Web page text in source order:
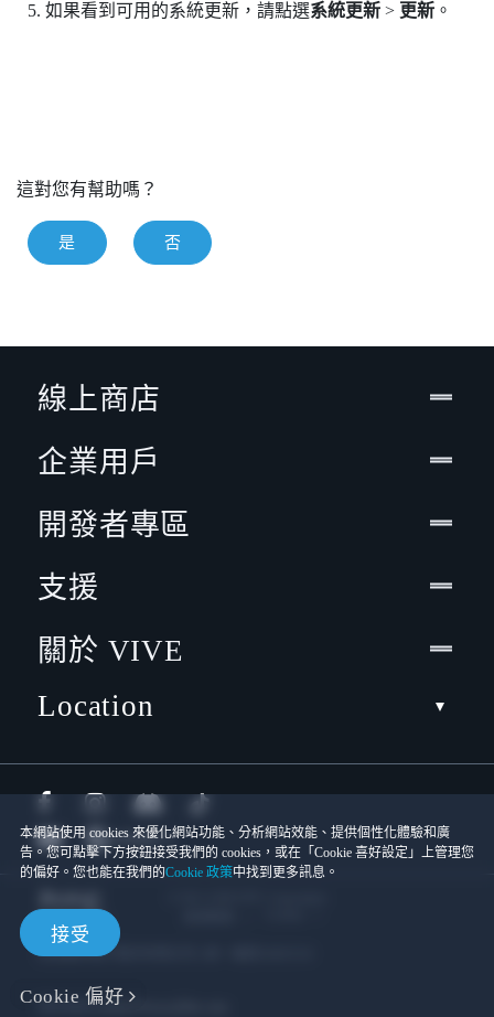
如果看到可用的系統更新，請點選系統更新> 更新。
這對您有幫助嗎？
是 否
本網站使用 cookies 來優化網站功能、分析網站效能、提供個性化體驗和廣
告。您可點擊下方按鈕接受我們的 cookies，或在「Cookie 喜好設定」上管理您
的偏好。您也能在我們的Cookie 政策中找到更多訊息。
接受
Cookie 偏好
線上商店
企業用戶
開發者專區
支援
關於 VIVE
Location
宏達國際電子股份有限公司 | 統一編號16003518
隱私聯絡:Global-Privacy@htc.com